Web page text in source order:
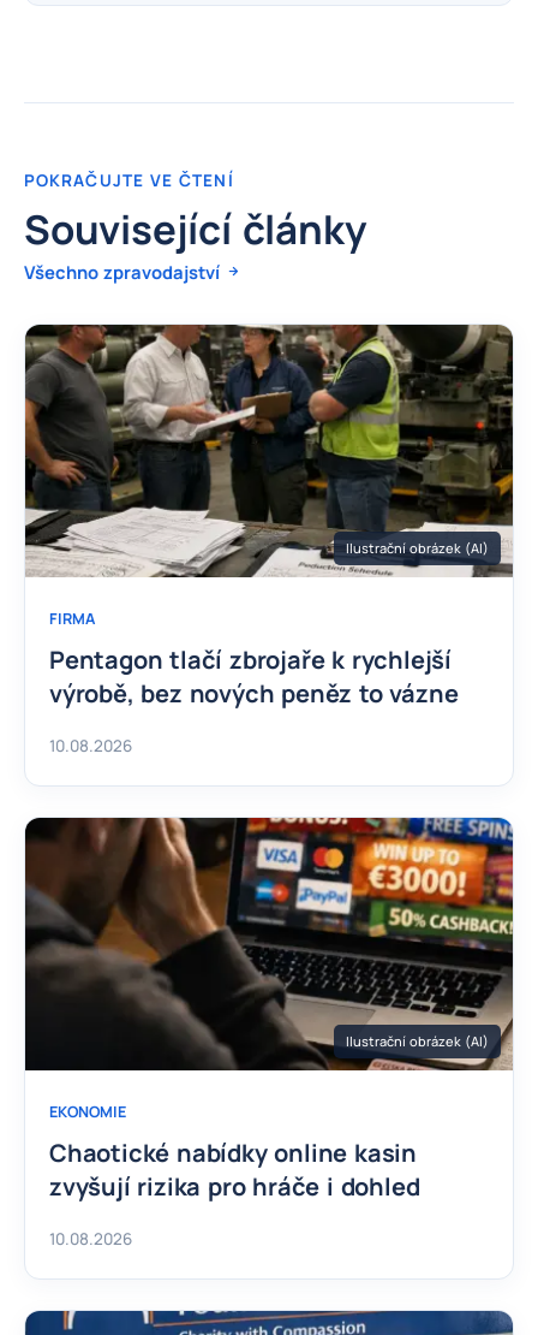
POKRAČUJTE VE ČTENÍ
Související články
Všechno zpravodajství
Ilustrační obrázek (AI)
FIRMA
Pentagon tlačí zbrojaře k rychlejší
výrobě, bez nových peněz to vázne
10.08.2026
Ilustrační obrázek (AI)
EKONOMIE
Chaotické nabídky online kasin
zvyšují rizika pro hráče i dohled
10.08.2026